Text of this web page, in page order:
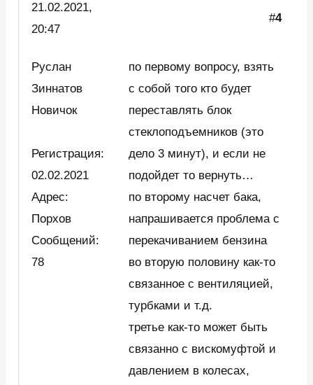
21.02.2021,
20:47
#4
Руслан
Зиннатов
Новичок
Регистрация:
02.02.2021
Адрес:
Порхов
Сообщений:
78
по первому вопросу, взять
с собой того кто будет
переставлять блок
стеклоподъемников (это
дело 3 минут), и если не
подойдет то вернуть…
по второму насчет бака,
напрашивается проблема с
перекачиванием бензина
во вторую половину как-то
связанное с вентиляцией,
турбками и т.д.
третье как-то может быть
связанно с вискомуфтой и
давлением в колесах,